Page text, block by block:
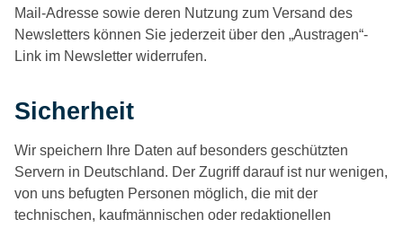
Mail-Adresse sowie deren Nutzung zum Versand des
Newsletters können Sie jederzeit über den „Austragen“-
Link im Newsletter widerrufen.
Sicherheit
Wir speichern Ihre Daten auf besonders geschützten
Servern in Deutschland. Der Zugriff darauf ist nur wenigen,
von uns befugten Personen möglich, die mit der
technischen, kaufmännischen oder redaktionellen